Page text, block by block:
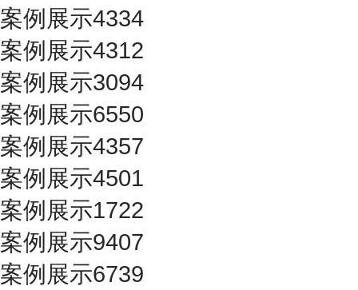
案例展示4334
案例展示4312
案例展示3094
案例展示6550
案例展示4357
案例展示4501
案例展示1722
案例展示9407
案例展示6739